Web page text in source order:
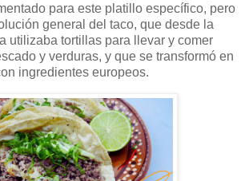
para este platillo específico, pero
general del taco, que desde la
utilizaba tortillas para llevar y comer
y verduras, y que se transformó en
ingredientes europeos.